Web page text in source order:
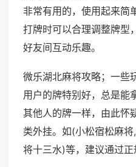
非常有用的，使用起来简
打牌时可以合理调整牌型
好友间互动乐趣。
微乐湖北麻将攻略；一些
用户的牌特别好，总是能
其他人的牌一样，由此怀
类外挂。如(小松宿松麻
将十三水)等，建议通过正